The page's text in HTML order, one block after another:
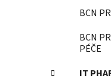
BCN
BCN
PÉČE
IT